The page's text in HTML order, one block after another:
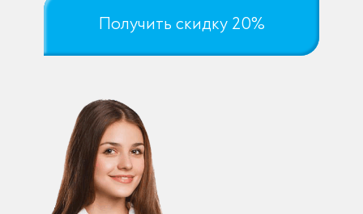
Получить скидку 20%